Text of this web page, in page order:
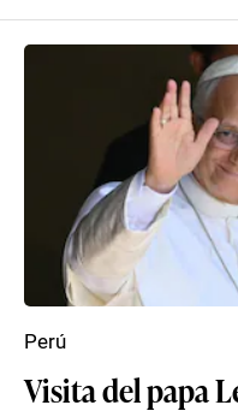
Visita del papa
Perú